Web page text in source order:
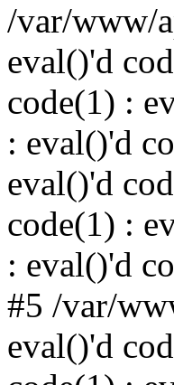
/var/www/
eval()'d
code(1) :
: eval()'d
eval()'d
code(1) :
: eval()'d
#5 /var/
eval()'d